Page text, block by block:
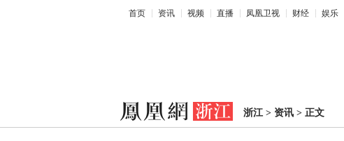
首页 资讯 视频 直播 凤凰卫视 财经 娱乐
浙江> 资讯 > 正文